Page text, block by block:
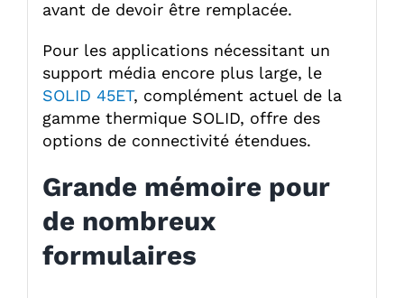
avant de devoir être remplacée.
Pour les applications nécessitant un
support média encore plus large, le
SOLID 45ET, complément actuel de la
gamme thermique SOLID, offre des
options de connectivité étendues.
Grande mémoire pour
de nombreux
formulaires